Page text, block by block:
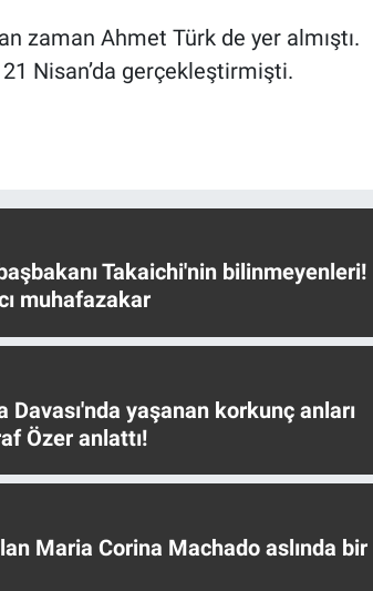
zaman Ahmet Türk de yer almıştı.
Nisan’da gerçekleştirmişti.
Takaichi'nin bilinmeyenleri!
muhafazakar
yaşanan korkunç anları
Özer anlattı!
Maria Corina Machado aslında bir